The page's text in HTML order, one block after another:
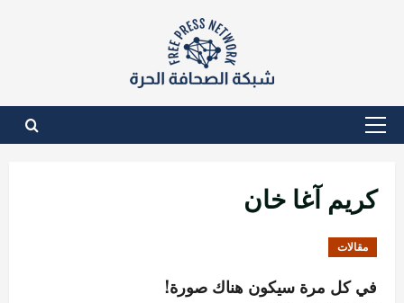
القائمة
كريم آغا خان
مقالات
في كل مرة سيكون هناك صورة!